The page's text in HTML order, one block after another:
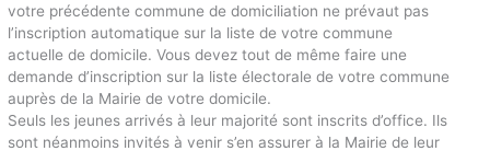
votre précédente commune de domiciliation ne prévaut pas
l’inscription automatique sur la liste de votre commune
actuelle de domicile. Vous devez tout de même faire une
demande d’inscription sur la liste électorale de votre commune
auprès de la Mairie de votre domicile.
Seuls les jeunes arrivés à leur majorité sont inscrits d’office. Ils
sont néanmoins invités à venir s’en assurer à la Mairie de leur